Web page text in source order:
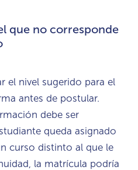
que no corresponde
el nivel sugerido para el
antes de postular.
debe ser
queda asignado
curso distinto al que le
la matrícula podría